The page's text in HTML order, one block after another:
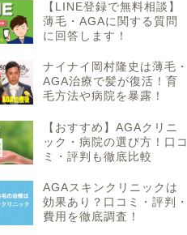
【LINE登録で無料相談】
薄毛・AGAに関する質問
に回答します！
ナイナイ岡村隆史は薄毛・
AGA治療で髪が復活！育
毛方法や病院を暴露！
【おすすめ】AGAクリニ
ック・病院の選び方！口コ
ミ・評判も徹底比較
AGAスキンクリニックは
効果あり？口コミ・評判・
費用を徹底調査！